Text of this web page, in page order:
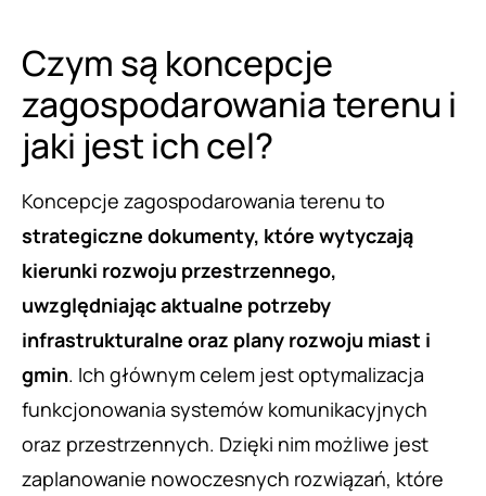
Czym są koncepcje
zagospodarowania terenu i
jaki jest ich cel?
Koncepcje zagospodarowania terenu to
strategiczne dokumenty, które wytyczają
kierunki rozwoju przestrzennego,
uwzględniając aktualne potrzeby
infrastrukturalne oraz plany rozwoju miast i
gmin. Ich głównym celem jest optymalizacja
funkcjonowania systemów komunikacyjnych
oraz przestrzennych. Dzięki nim możliwe jest
zaplanowanie nowoczesnych rozwiązań, które